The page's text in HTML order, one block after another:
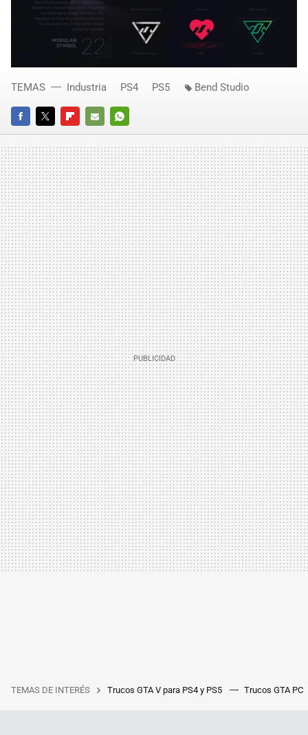
FACEBOOKTWITTERFLIPBOARD
E-
MAIL
WHATSAPP
TEMAS Industria PS4 PS5 Bend Studio
TEMAS DE INTERÉS Trucos GTA V para PS4 y PS5 Trucos GTA PC